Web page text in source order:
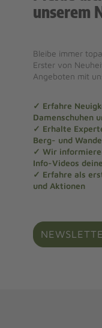
unserem
Bleibe immer
Erster von
Angeboten mit
✓ Erfahre
Damenschuhen
✓ Erhalte
Berg- und
✓ Wir
Info-Videos
✓ Erfahre als
und Aktionen